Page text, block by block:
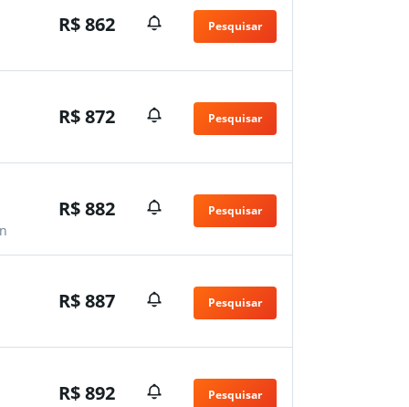
R$ 862 Pesquisar
R$ 872 Pesquisar
R$ 882 Pesquisar
R$ 887 Pesquisar
R$ 892 Pesquisar